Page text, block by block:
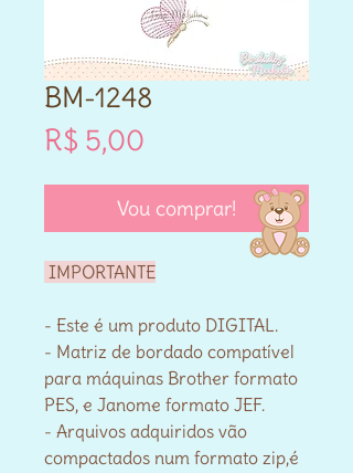
BM-1248
R$ 5,00
Vou comprar!
IMPORTANTE
- Este é um produto DIGITAL.
- Matriz de bordado compatível
para máquinas Brother formato
PES, e Janome formato JEF.
- Arquivos adquiridos vão
compactados num formato zip,é